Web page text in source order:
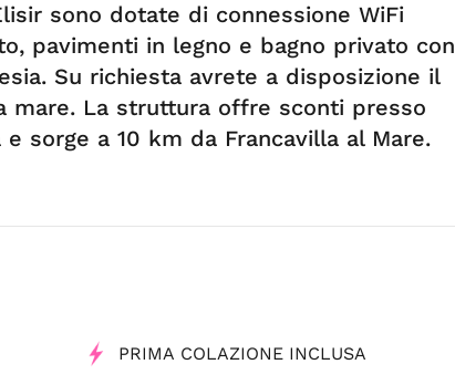
sono dotate di connessione WiFi
pavimenti in legno e bagno privato con
Su richiesta avrete a disposizione il
mare. La struttura offre sconti presso
sorge a 10 km da Francavilla al Mare.
PRIMA COLAZIONE INCLUSA